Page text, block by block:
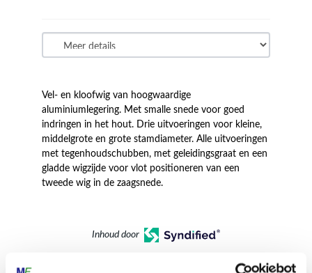
Vel- en kloofwig van hoogwaardige
aluminiumlegering. Met smalle snede voor goed
indringen in het hout. Drie uitvoeringen voor kleine,
middelgrote en grote stamdiameter. Alle uitvoeringen
met tegenhoudschubben, met geleidingsgraat en een
gladde wigzijde voor vlot positioneren van een
tweede wig in de zaagsnede.
Inhoud door